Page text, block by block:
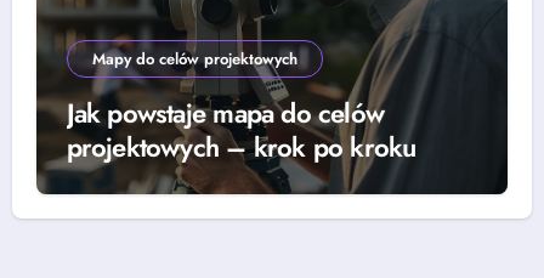
Mapy do celów projektowych
Jak powstaje mapa do celów
projektowych – krok po kroku